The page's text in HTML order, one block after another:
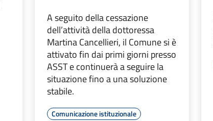
A seguito della cessazione
dell’attività della dottoressa
Martina Cancellieri, il Comune si è
attivato fin dai primi giorni presso
ASST e continuerà a seguire la
situazione fino a una soluzione
stabile.
Comunicazione istituzionale